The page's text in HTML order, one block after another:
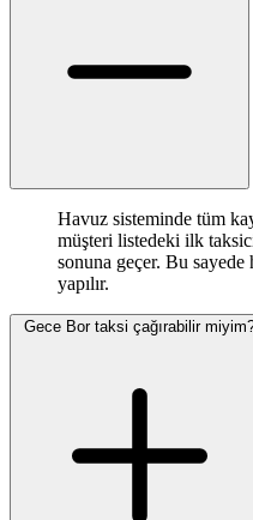
Havuz sisteminde tüm
müşteri listedeki ilk
sonuna geçer. Bu sayede
yapılır.
Gece Bor taksi çağırabilir